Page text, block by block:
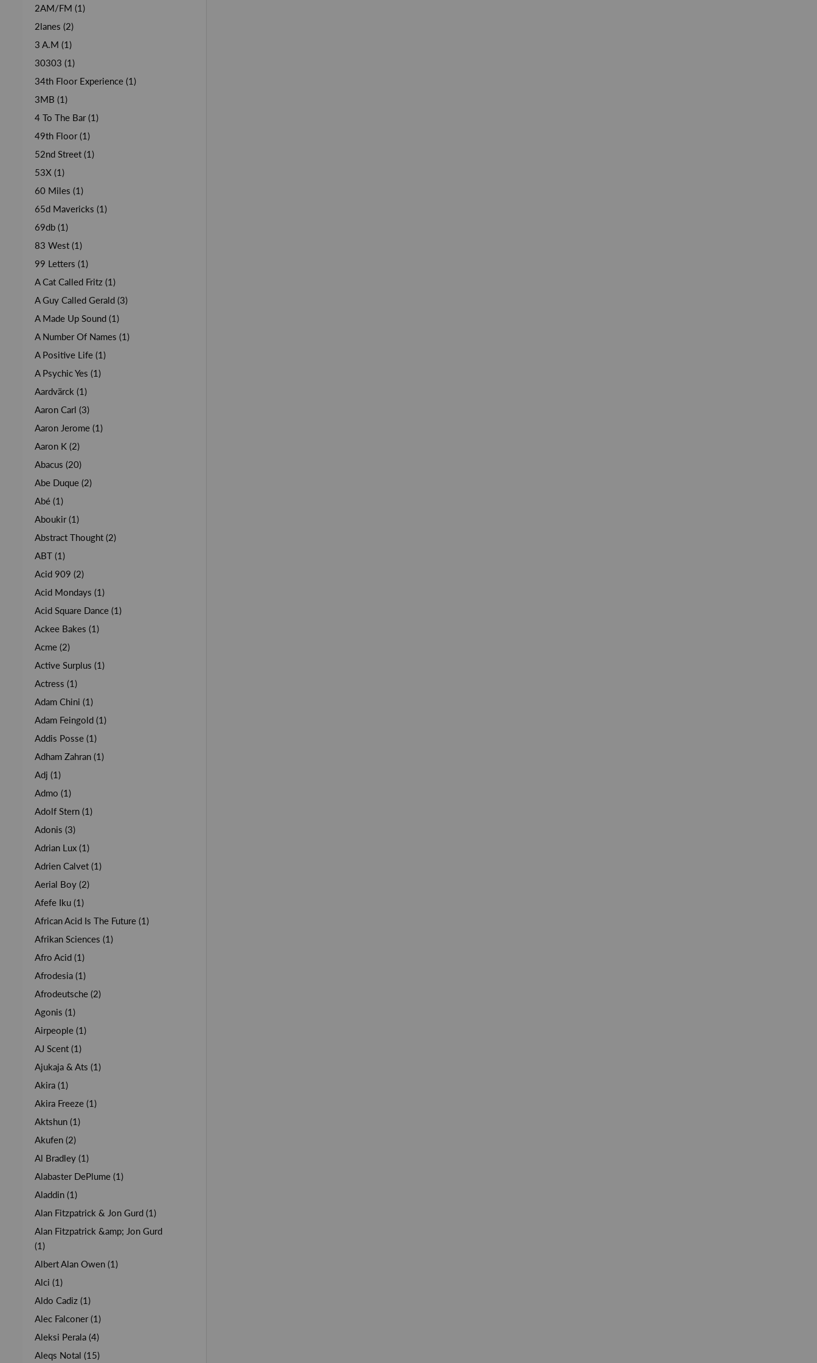
2AM/FM (1)
2lanes (2)
3 A.M (1)
30303 (1)
34th Floor Experience (1)
3MB (1)
4 To The Bar (1)
49th Floor (1)
52nd Street (1)
53X (1)
60 Miles (1)
65d Mavericks (1)
69db (1)
83 West (1)
99 Letters (1)
A Cat Called Fritz (1)
A Guy Called Gerald (3)
A Made Up Sound (1)
A Number Of Names (1)
A Positive Life (1)
A Psychic Yes (1)
Aardvärck (1)
Aaron Carl (3)
Aaron Jerome (1)
Aaron K (2)
Abacus (20)
Abe Duque (2)
Abé (1)
Aboukir (1)
Abstract Thought (2)
ABT (1)
Acid 909 (2)
Acid Mondays (1)
Acid Square Dance (1)
Ackee Bakes (1)
Acme (2)
Active Surplus (1)
Actress (1)
Adam Chini (1)
Adam Feingold (1)
Addis Posse (1)
Adham Zahran (1)
Adj (1)
Admo (1)
Adolf Stern (1)
Adonis (3)
Adrian Lux (1)
Adrien Calvet (1)
Aerial Boy (2)
Afefe Iku (1)
African Acid Is The Future (1)
Afrikan Sciences (1)
Afro Acid (1)
Afrodesia (1)
Afrodeutsche (2)
Agonis (1)
Airpeople (1)
AJ Scent (1)
Ajukaja & Ats (1)
Akira (1)
Akira Freeze (1)
Aktshun (1)
Akufen (2)
Al Bradley (1)
Alabaster DePlume (1)
Aladdin (1)
Alan Fitzpatrick & Jon Gurd (1)
Alan Fitzpatrick &amp; Jon Gurd
(1)
Albert Alan Owen (1)
Alci (1)
Aldo Cadiz (1)
Alec Falconer (1)
Aleksi Perala (4)
Aleqs Notal (15)